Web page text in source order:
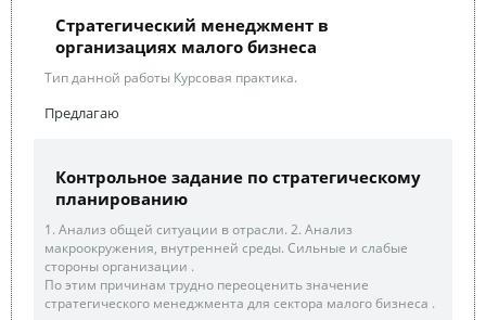
Стратегический менеджмент в
организациях малого бизнеса
Тип данной работы Курсовая практика.
Предлагаю
Контрольное задание по стратегическому
планированию
1. Анализ общей ситуации в отрасли. 2. Анализ
макроокружения, внутренней среды. Сильные и слабые
стороны организации .
По этим причинам трудно переоценить значение
стратегического менеджмента для сектора малого бизнеса .